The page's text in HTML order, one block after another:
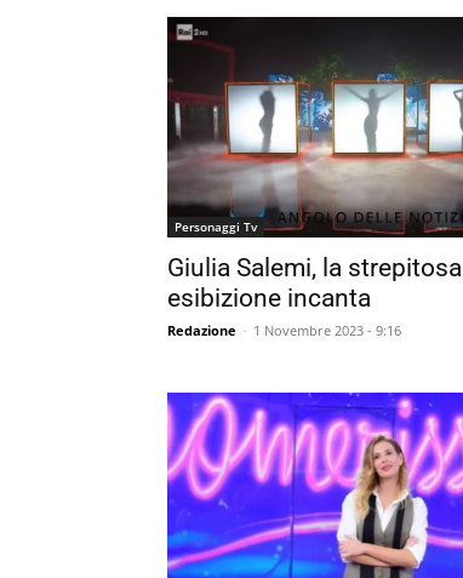
Personaggi Tv
Giulia Salemi, la strepitosa
esibizione incanta
Redazione - 1 Novembre 2023 - 9:16